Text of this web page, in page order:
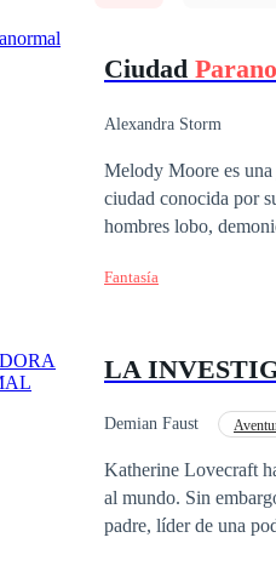
Ciudad
Alexandra Storm
Melody Moore es
ciudad conocida por
hombres lobo,
Fantasía
LA
Demian Faust
Katherine Lovecraft
al mundo. Sin
padre, líder de una